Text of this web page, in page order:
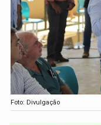
Foto: Divulgação